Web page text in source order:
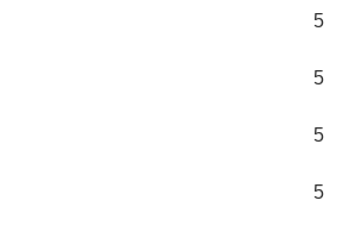
5
5
5
5